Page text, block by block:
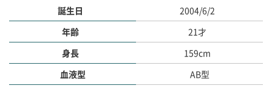
誕生日
2004/6/2
年齢
21才
身長
159cm
血液型
AB型